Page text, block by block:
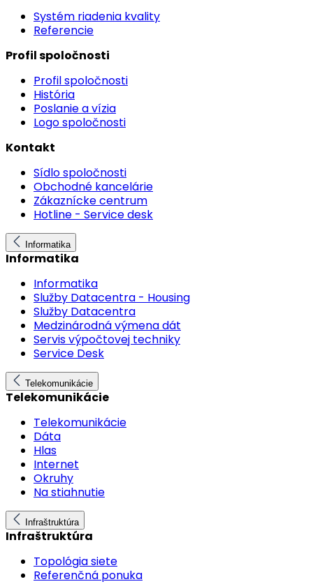
Systém riadenia kvality
Referencie
Profil spoločnosti
Profil spoločnosti
História
Poslanie a vízia
Logo spoločnosti
Kontakt
Sídlo spoločnosti
Obchodné kancelárie
Zákaznícke centrum
Hotline - Service desk
Informatika
Informatika
Informatika
Služby Datacentra - Housing
Služby Datacentra
Medzinárodná výmena dát
Servis výpočtovej techniky
Service Desk
Telekomunikácie
Telekomunikácie
Telekomunikácie
Dáta
Hlas
Internet
Okruhy
Na stiahnutie
Infraštruktúra
Infraštruktúra
Topológia siete
Referenčná ponuka